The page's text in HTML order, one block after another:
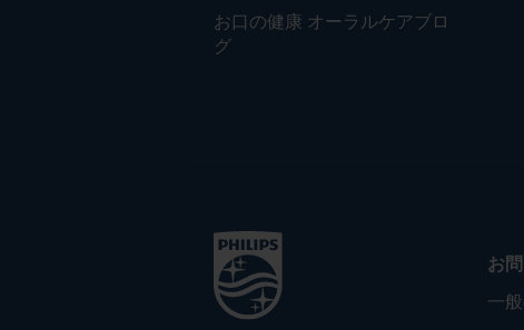
お口の健康 オーラルケアブロ
グ
お
一